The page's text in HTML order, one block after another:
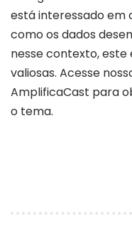
está interessado em
como os dados
nesse contexto,
valiosas. Acesse
AmplificaCast para
o tema.